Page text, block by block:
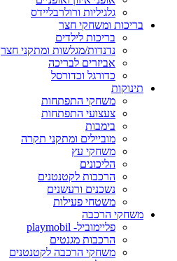
גלגיליות ורולרבליידס
בריכות ומשחקי חצר
בריכות לילדים
נדנדות/מגלשות ומתקני חצר
אביזרים לבריכה
כדורגל וכדורסל
תינוקות
משחקי התפתחות
צעצועי התפתחות
בימבות
מוביילים ומתקני תקרה
משחקי עץ
הליכונים
הרכבות לקטנטנים
נשכנים ורעשנים
משטחי פעילות
משחקי הרכבה
פליימוביל- playmobil
הרכבות מגנטים
משחקי הרכבה לקטנטנים